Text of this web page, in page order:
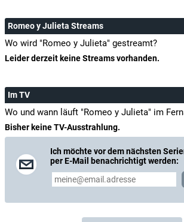
Romeo y Julieta Streams
Wo wird "Romeo y Julieta" gestreamt?
Leider derzeit keine Streams vorhanden.
Im TV
Wo und wann läuft "Romeo y Julieta" im
Bisher keine TV-Ausstrahlung.
Ich möchte vor dem nächsten
per E-Mail benachrichtigt werden: